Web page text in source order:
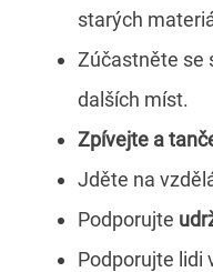
starých
Zúčastněte se
dalších míst.
Zpívejte a
Jděte na
Podporujte
Podporujte lidi